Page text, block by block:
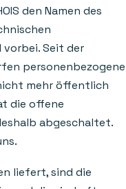
den Namen des
vorbei. Seit der
personenbezogene
mehr öffentlich
die offene
abgeschaltet.
liefert, sind die